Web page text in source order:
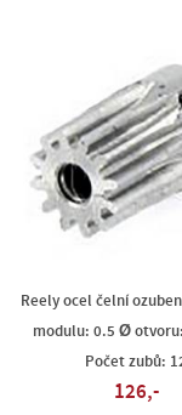
Reely ocel čelní
modulu: 0.5 Ø
Počet zubů:
126,-